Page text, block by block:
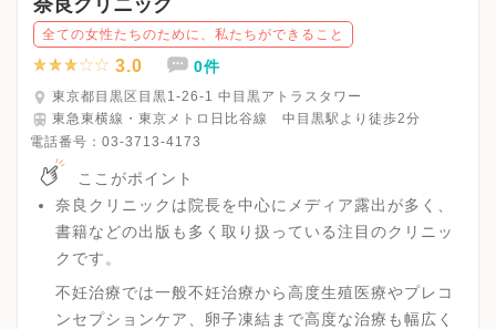
全ての女性たちのために、私たちができること
3.0 0件
東京都目黒区目黒1-26-1 中目黒アトラスタワー
東急東横線・東京メトロ日比谷線 中目黒駅より徒歩2分
電話番号： 03-3713-4173
ここがポイント
奈良クリニックは院長を中心にメディア露出が多く、
書籍などの出版も多く取り扱っている注目のクリニッ
クです。
不妊治療では一般不妊治療から高度生殖医療やプレコ
ンセプションケア、卵子凍結まで高度な治療も幅広く